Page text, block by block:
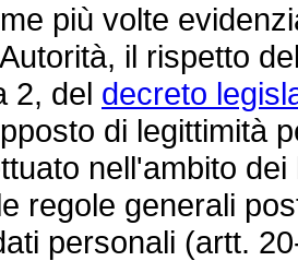
più volte
il rispetto
2, del decreto
di legittimità
nell'ambito
regole generali
personali (artt.